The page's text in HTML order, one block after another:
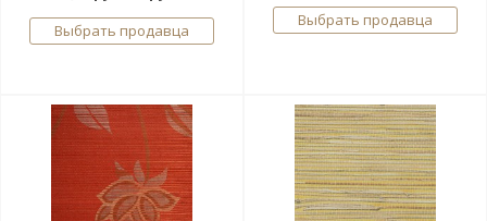
Выбрать продавца
Выбрать продавца